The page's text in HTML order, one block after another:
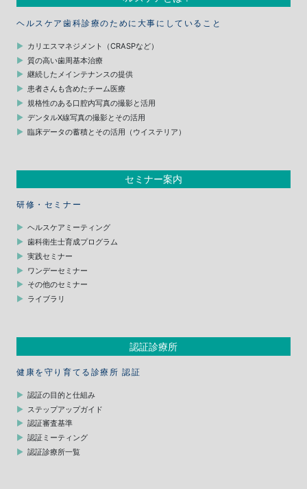
ヘルスケア歯科診療のために大事にしていること
カリエスマネジメント（CRASPなど）
質の高い歯周基本治療
継続したメインテナンスの提供
患者さんも含めたチーム医療
規格性のある口腔内写真の撮影と活用
デンタルX線写真の撮影とその活用
臨床データの蓄積とその活用（ウイステリア）
セミナー案内
研修・セミナー
ヘルスケアミーティング
歯科衛生士育成プログラム
実践セミナー
ワンデーセミナー
その他のセミナー
ライブラリ
認証診療所
健康を守り育てる診療所 認証
認証の目的と仕組み
ステップアップガイド
認証審査基準
認証ミーティング
認証診療所一覧